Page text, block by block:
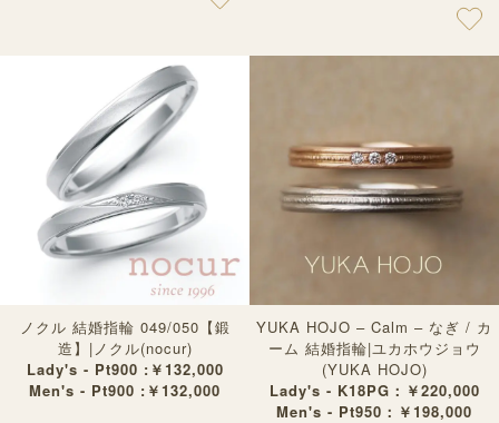
ノクル 結婚指輪 049/050【鍛
造】|ノクル(nocur)
Lady's - Pt900 :￥132,000
Men's - Pt900 :￥132,000
YUKA HOJO – Calm – なぎ / カ
ーム 結婚指輪|ユカホウジョウ
(YUKA HOJO)
Lady's - K18PG：￥220,000
Men's - Pt950：￥198,000